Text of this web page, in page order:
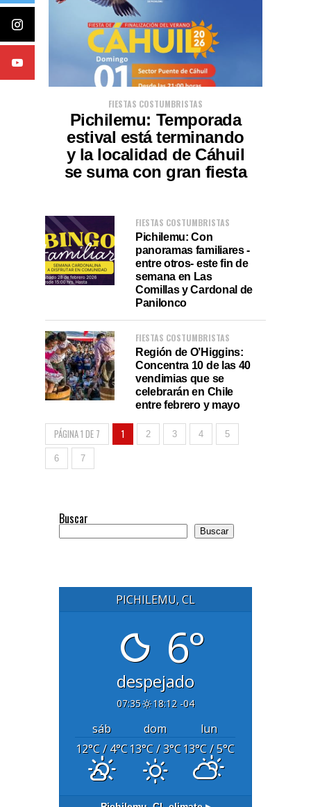
FIESTAS COSTUMBRISTAS
Pichilemu: Temporada
estival está terminando
y la localidad de Cáhuil
se suma con gran fiesta
FIESTAS COSTUMBRISTAS
Pichilemu: Con
panoramas familiares -
entre otros- este fin de
semana en Las
Comillas y Cardonal de
Panilonco
FIESTAS COSTUMBRISTAS
Región de O’Higgins:
Concentra 10 de las 40
vendimias que se
celebrarán en Chile
entre febrero y mayo
PÁGINA 1 DE 7 1 2 3 4 5
6 7
Buscar
Buscar
PICHILEMU, CL
6°
despejado
07:35 18:12 -04
sáb dom
lun
12°C/ 4°C13°C/ 3°C13°C/ 5°C